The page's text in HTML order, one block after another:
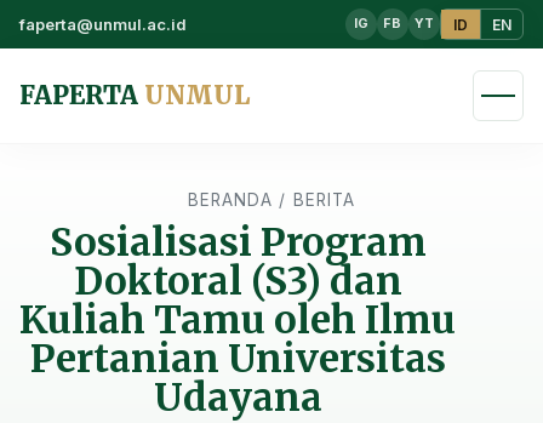
faperta@unmul.ac.id IG FB YT ID EN
FAPERTA UNMUL
BERANDA / BERITA
Sosialisasi Program
Doktoral (S3) dan
Kuliah Tamu oleh Ilmu
Pertanian Universitas
Udayana